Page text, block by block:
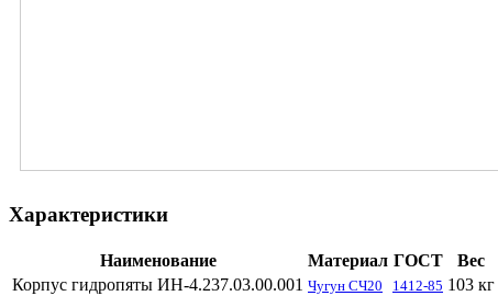
Характеристики
Наименование Материал ГОСТ Вес
Корпус гидропяты ИН-4.237.03.00.001 Чугун СЧ20 1412-85 103 кг